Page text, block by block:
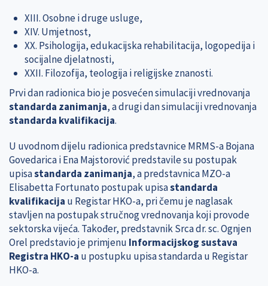
XIII. Osobne i druge usluge,
XIV. Umjetnost,
XX. Psihologija, edukacijska rehabilitacija, logopedija i
socijalne djelatnosti,
XXII. Filozofija, teologija i religijske znanosti.
Prvi dan radionica bio je posvećen simulaciji vrednovanja
standarda zanimanja, a drugi dan simulaciji vrednovanja
standarda kvalifikacija.
U uvodnom dijelu radionica predstavnice MRMS-a Bojana
Govedarica i Ena Majstorović predstavile su postupak
upisastandarda zanimanja, a predstavnica MZO-a
Elisabetta Fortunato postupak upisastandarda
kvalifikacija u Registar HKO-a, pri čemu je naglasak
stavljen na postupak stručnog vrednovanja koji provode
sektorska vijeća. Također, predstavnik Srca dr. sc. Ognjen
Orel predstavio je primjenu Informacijskog sustava
Registra HKO-a u postupku upisa standarda u Registar
HKO-a.